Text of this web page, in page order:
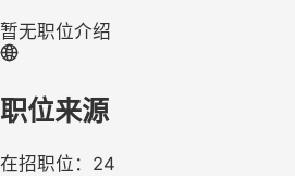
暂无职位介绍
职位来源
在招职位：24